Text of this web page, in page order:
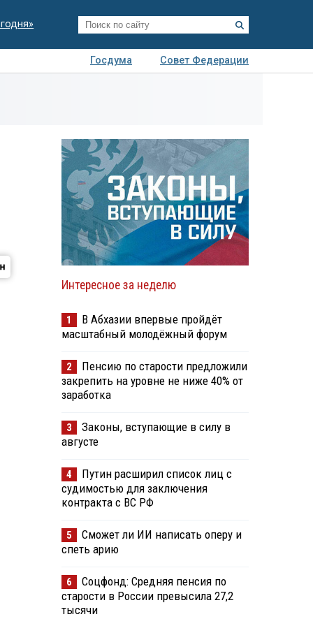
Госдума
Совет Федерации
Интересное за неделю
1
В Абхазии впервые пройдёт
масштабный молодёжный форум
2
Пенсию по старости предложили
закрепить на уровне не ниже 40% от
заработка
3
Законы, вступающие в силу в
августе
4
Путин расширил список лиц с
судимостью для заключения
контракта с ВС РФ
5
Сможет ли ИИ написать оперу и
спеть арию
6
Соцфонд: Средняя пенсия по
старости в России превысила 27,2
тысячи